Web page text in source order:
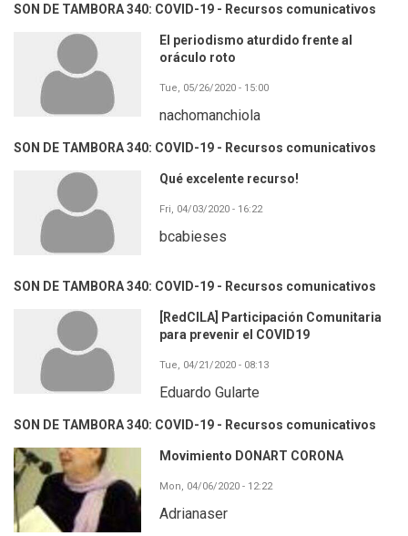
SON DE TAMBORA 340: COVID-19 - Recursos comunicativos
El periodismo aturdido frente al
oráculo roto
Tue, 05/26/2020 - 15:00
nachomanchiola
SON DE TAMBORA 340: COVID-19 - Recursos comunicativos
Qué excelente recurso!
Fri, 04/03/2020 - 16:22
bcabieses
SON DE TAMBORA 340: COVID-19 - Recursos comunicativos
[RedCILA] Participación Comunitaria
para prevenir el COVID19
Tue, 04/21/2020 - 08:13
Eduardo Gularte
SON DE TAMBORA 340: COVID-19 - Recursos comunicativos
Movimiento DONART CORONA
Mon, 04/06/2020 - 12:22
Adrianaser